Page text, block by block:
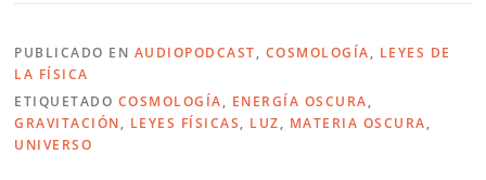
PUBLICADO EN AUDIOPODCAST, COSMOLOGÍA, LEYES DE
LA FÍSICA
ETIQUETADO COSMOLOGÍA, ENERGÍA OSCURA,
GRAVITACIÓN, LEYES FÍSICAS, LUZ, MATERIA OSCURA,
UNIVERSO